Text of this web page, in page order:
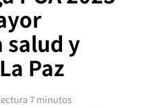
salud y
Paz
7 minutos